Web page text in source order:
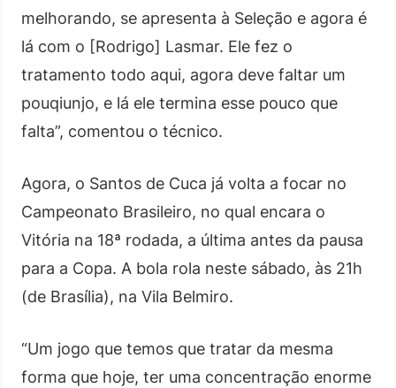
melhorando, se apresenta à Seleção e agora é
lá com o [Rodrigo] Lasmar. Ele fez o
tratamento todo aqui, agora deve faltar um
pouqiunjo, e lá ele termina esse pouco que
falta”, comentou o técnico.
Agora, o Santos de Cuca já volta a focar no
Campeonato Brasileiro, no qual encara o
Vitória na 18ª rodada, a última antes da pausa
para a Copa. A bola rola neste sábado, às 21h
(de Brasília), na Vila Belmiro.
“Um jogo que temos que tratar da mesma
forma que hoje, ter uma concentração enorme